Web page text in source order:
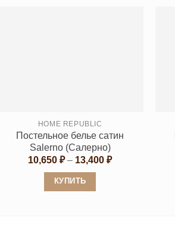
странице
товара.
HOME REPUBLIC
Постельное белье сатин
Salerno (Салерно)
10,650₽ – 13,400₽Диапазон
КУПИТЬ